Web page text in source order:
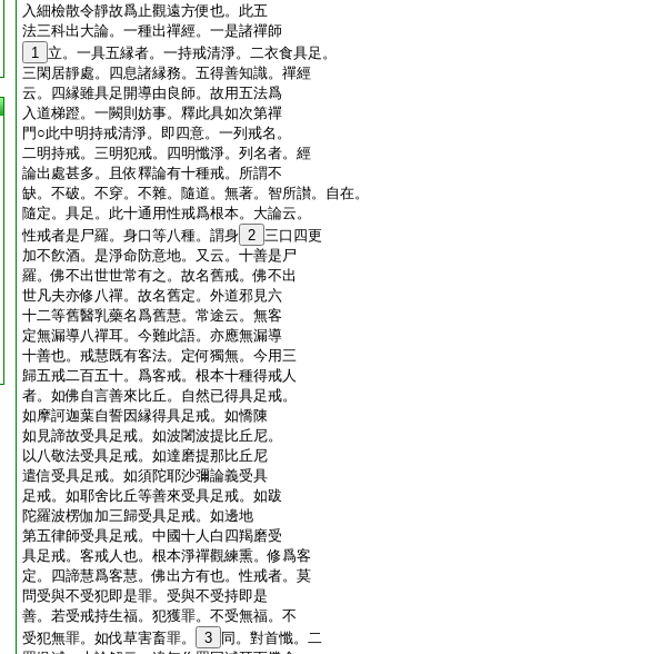
入細檢散令靜故爲止觀遠方便也。此五
法三科出大論。一種出禪經。一是諸禪師
1 立。一具五縁者。一持戒清淨。二衣食具足。
三閑居靜處。四息諸縁務。五得善知識。禪經
云。四縁雖具足開導由良師。故用五法爲
入道梯蹬。一闕則妨事。釋此具如次第禪
門○此中明持戒清淨。即四意。一列戒名。
二明持戒。三明犯戒。四明懺淨。列名者。經
論出處甚多。且依釋論有十種戒。所謂不
缺。不破。不穿。不雜。隨道。無著。智所讃。自在。
隨定。具足。此十通用性戒爲根本。大論云。
性戒者是尸羅。身口等八種。謂身 2 三口四更
加不飮酒。是淨命防意地。又云。十善是尸
羅。佛不出世世常有之。故名舊戒。佛不出
世凡夫亦修八禪。故名舊定。外道邪見六
十二等舊醫乳藥名爲舊慧。常途云。無客
定無漏導八禪耳。今難此語。亦應無漏導
十善也。戒慧既有客法。定何獨無。今用三
歸五戒二百五十。爲客戒。根本十種得戒人
者。如佛自言善來比丘。自然已得具足戒。
如摩訶迦葉自誓因縁得具足戒。如憍陳
如見諦故受具足戒。如波闍波提比丘尼。
以八敬法受具足戒。如達磨提那比丘尼
遣信受具足戒。如須陀耶沙彌論義受具
足戒。如耶舍比丘等善來受具足戒。如跋
陀羅波楞伽加三歸受具足戒。如邊地
第五律師受具足戒。中國十人白四羯磨受
具足戒。客戒人也。根本淨禪觀練熏。修爲客
定。四諦慧爲客慧。佛出方有也。性戒者。莫
問受與不受犯即是罪。受與不受持即是
善。若受戒持生福。犯獲罪。不受無福。不
受犯無罪。如伐草害畜罪。
3
同。對首懺。二